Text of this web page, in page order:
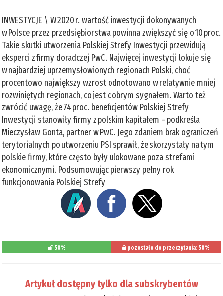
INWESTYCJE \ W 2020 r. wartość inwestycji dokonywanych
w Polsce przez przedsiębiorstwa powinna zwiększyć się o 10 proc.
Takie skutki utworzenia Polskiej Strefy Inwestycji przewidują
eksperci z firmy doradczej PwC. Najwięcej inwestycji lokuje się
w najbardziej uprzemysłowionych regionach Polski, choć
procentowo największy wzrost odnotowano w relatywnie mniej
rozwiniętych regionach, co jest dobrym sygnałem. Warto też
zwrócić uwagę, że 74 proc. beneficjentów Polskiej Strefy
Inwestycji stanowiły firmy z polskim kapitałem – podkreśla
Mieczysław Gonta, partner w PwC. Jego zdaniem brak ograniczeń
terytorialnych po utworzeniu PSI sprawił, że skorzystały na tym
polskie firmy, które często były ulokowane poza strefami
ekonomicznymi. Podsumowując pierwszy pełny rok
funkcjonowania Polskiej Strefy
50% pozostało do przeczytania: 50%
Artykuł dostępny tylko dla subskrybentów